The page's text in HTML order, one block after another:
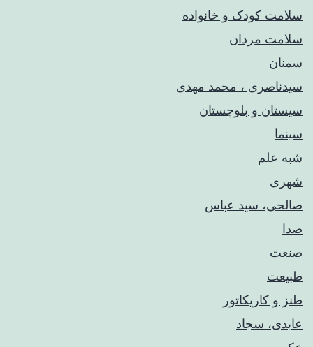
سلامت کودک‌ و خانواده
سلامت مردان
سمنان
سیدناصری ، محمد مهدی
سیستان و بلوچستان
سینما
شبه علم
شهری
صالحی، سید عباس
صدا
صنعت
طبیعت
طنز و کاریکاتور
عابدی، سجاد